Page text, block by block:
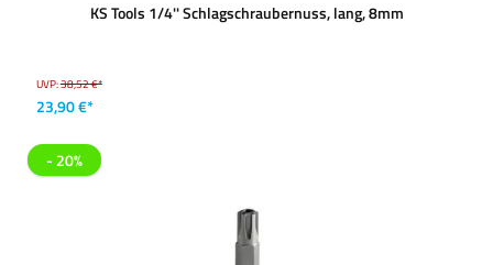
KS Tools 1/4'' Schlagschraubernuss, lang, 8mm
UVP:38,52 €*
23,90 €*
- 20%